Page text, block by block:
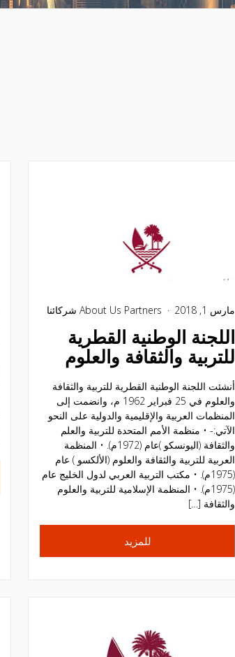
مارس 1, 2018 About Us Partners شركائنا
اللجنة الوطنية القطرية
للتربية والثقافة والعلوم
أنشئت اللجنة الوطنية القطرية للتربية والثقافة
والعلوم في 25 فبراير 1962 م، وانضمت إلى
المنظمات العربية والإقليمية والدولية على النحو
الآتي:- • منظمة الأمم المتحدة للتربية والعلم
والثقافة (اليونسكو )عام (1972م). • المنظمة
العربية للتربية والثقافة والعلوم (الألكسو ) عام
(1975م). • مكتب التربية العربي لدول الخليج عام
(1975م). • المنظمة الإسلامية للتربية والعلوم
والثقافة […]
للمزيد